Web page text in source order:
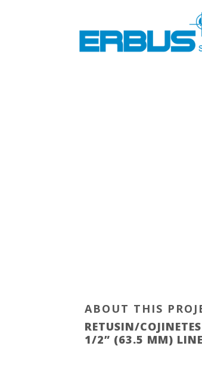
ABOUT THIS
RETUSIN/
1/2” (63.5 MM)